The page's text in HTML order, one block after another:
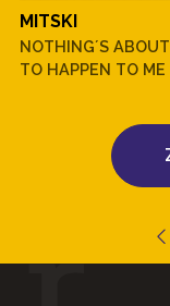
MITSKI
NOTHING´S ABOUT
TO HAPPEN TO ME